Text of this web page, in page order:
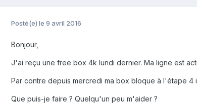
Posté(e) le 9 avril 2016
Bonjour,
J'ai reçu une free box 4k lundi dernier. Ma ligne est
Par contre depuis mercredi ma box bloque à l'étape 4
Que puis-je faire ? Quelqu'un peu m'aider ?